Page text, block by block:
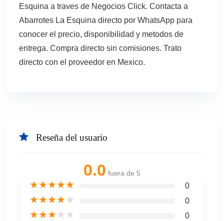
Esquina a traves de Negocios Click. Contacta a
Abarrotes La Esquina directo por WhatsApp para
conocer el precio, disponibilidad y metodos de
entrega. Compra directo sin comisiones. Trato
directo con el proveedor en Mexico.
Reseña del usuario
0.0 fuera de 5
★★★★★ 0
★★★★★ 0
★★★★★ 0